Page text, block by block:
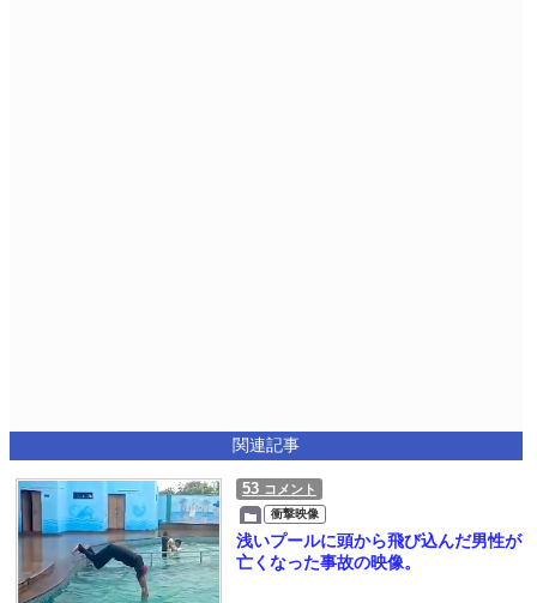
関連記事
53 コメント
衝撃映像
浅いプールに頭から飛び込んだ男性が
亡くなった事故の映像。